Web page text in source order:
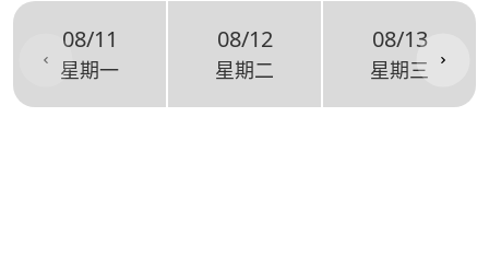
08/11
星期一
08/12
星期二
08/13
星期三